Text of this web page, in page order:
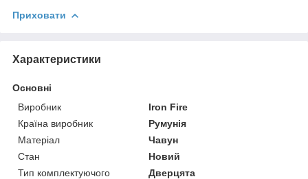
Приховати
Характеристики
Основні
Виробник
Iron Fire
Країна виробник
Румунія
Матеріал
Чавун
Стан
Новий
Тип комплектуючого
Дверцята